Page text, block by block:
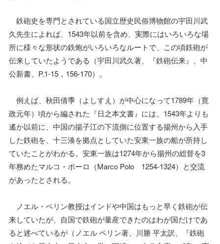
鉄砲史を専門とされている国立歴史民俗博物館の宇田川武
久先生によれば、1543年以前を含め、実際にはいろいろな場
所に様々な形状の鉄炮がいろいろなルートで、この頃鉄砲が
伝来していたようである（宇田川武久著、『鉄砲伝来』、中
公新書、P.1-15，156-170）。
例えば、秋田倩季（よしすえ）が中心になって1789年（寛
政元年）頃から編された『日之本文書』には、1543年よりも
遙か以前に、中国の揚子江の下流側に位置する揚州から入手
した鉄砲を、十三湊を拠点としていた安東一族の船が所持し
ていたことがわかる。安東一族は1274年から揚州の総督を3
年務めたマルコ・ポーロ（Marco Polo 1254-1324）と交流
があったとされる。
ノエル・ペリン教授はインドや中国はもっと早く鉄砲が伝
来していたが、自国で鉄砲が量産できたのはわが国だけであ
ると述べているが（ノエル ペリン著、川勝 平太訳、『鉄砲